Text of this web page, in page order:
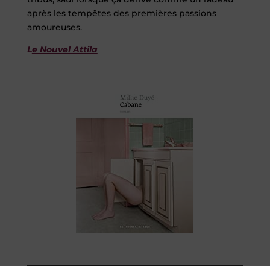
après les tempêtes des premières passions
amoureuses.
Le Nouvel Attila